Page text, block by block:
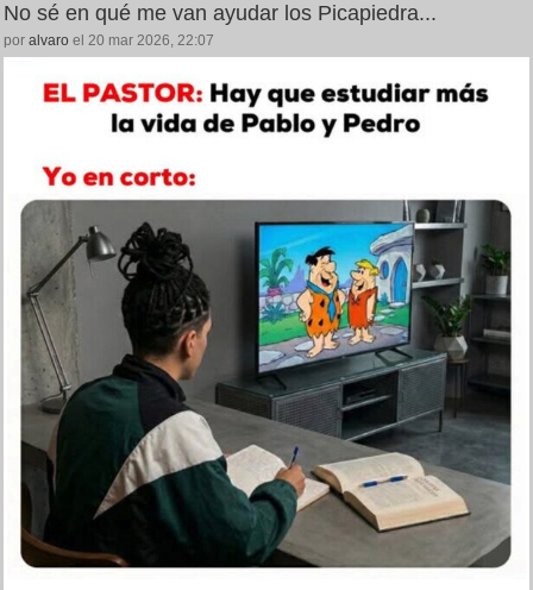
No sé en qué me van ayudar los Picapiedra...
por alvaro el 20 mar 2026, 22:07